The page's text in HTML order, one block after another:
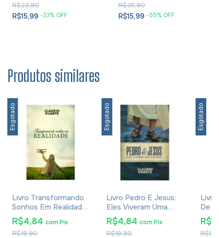
R$15,99 -33% OFF
R$23,90
R$15,99 -55% OFF
R$35,90
Produtos similares
Esgotado
Livro Transformando
Sonhos Em Realidade
- Claudio Duarte
R$19,90
R$4,84 com Pix
Esgotado
Livro Pedro E Jesus:
Eles Viveram Uma
História - Claudio
Duarte
R$19,90
R$4,84 com Pix
Esgotado
De